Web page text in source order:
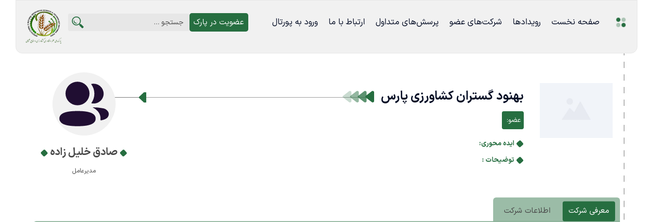
صفحه نخست رویدادها شرکت‌های عضو پرسش‌‌های متداول ارتباط با ما ورود به پورتال عضویت در پارک
بهنود گستران کشاورزی پارس
عضو:
ایده محوری:
توضیحات :
صادق خلیل زاده
مدیرعامل
معرفی شرکت اطلاعات شرکت